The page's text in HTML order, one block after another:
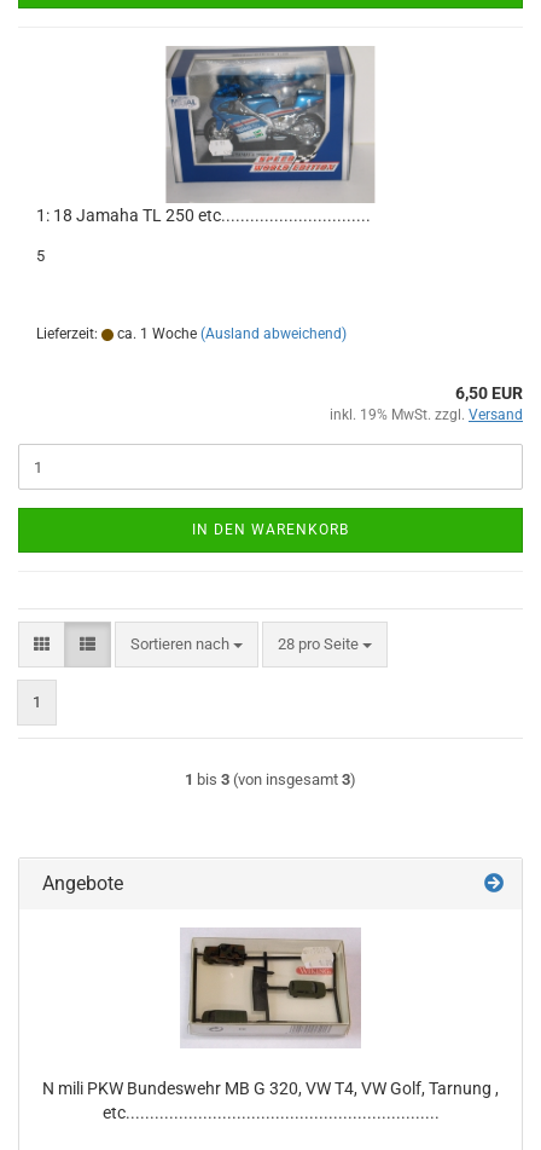
1: 18 Jamaha TL 250 etc...............................
5
Lieferzeit: ca. 1 Woche (Ausland abweichend)
6,50 EUR
inkl. 19% MwSt. zzgl. Versand
IN DEN WARENKORB
Sortieren nach
Sortieren nach 28 pro Seite
pro Seite
1
1 bis 3 (von insgesamt 3)
Angebote
N mili PKW Bundeswehr MB G 320, VW T4, VW Golf, Tarnung ,
etc.................................................................